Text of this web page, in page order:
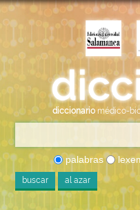
diccionario médico-
palabras
buscar al azar